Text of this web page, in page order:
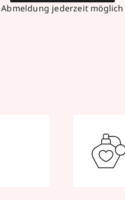
Abmeldung jederzeit möglich